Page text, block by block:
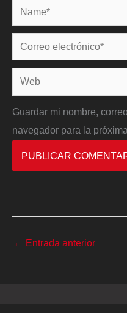
Name*
Correo
electrónico*
Web
Guardar mi nombre,
navegador para la
← Entrada anterior